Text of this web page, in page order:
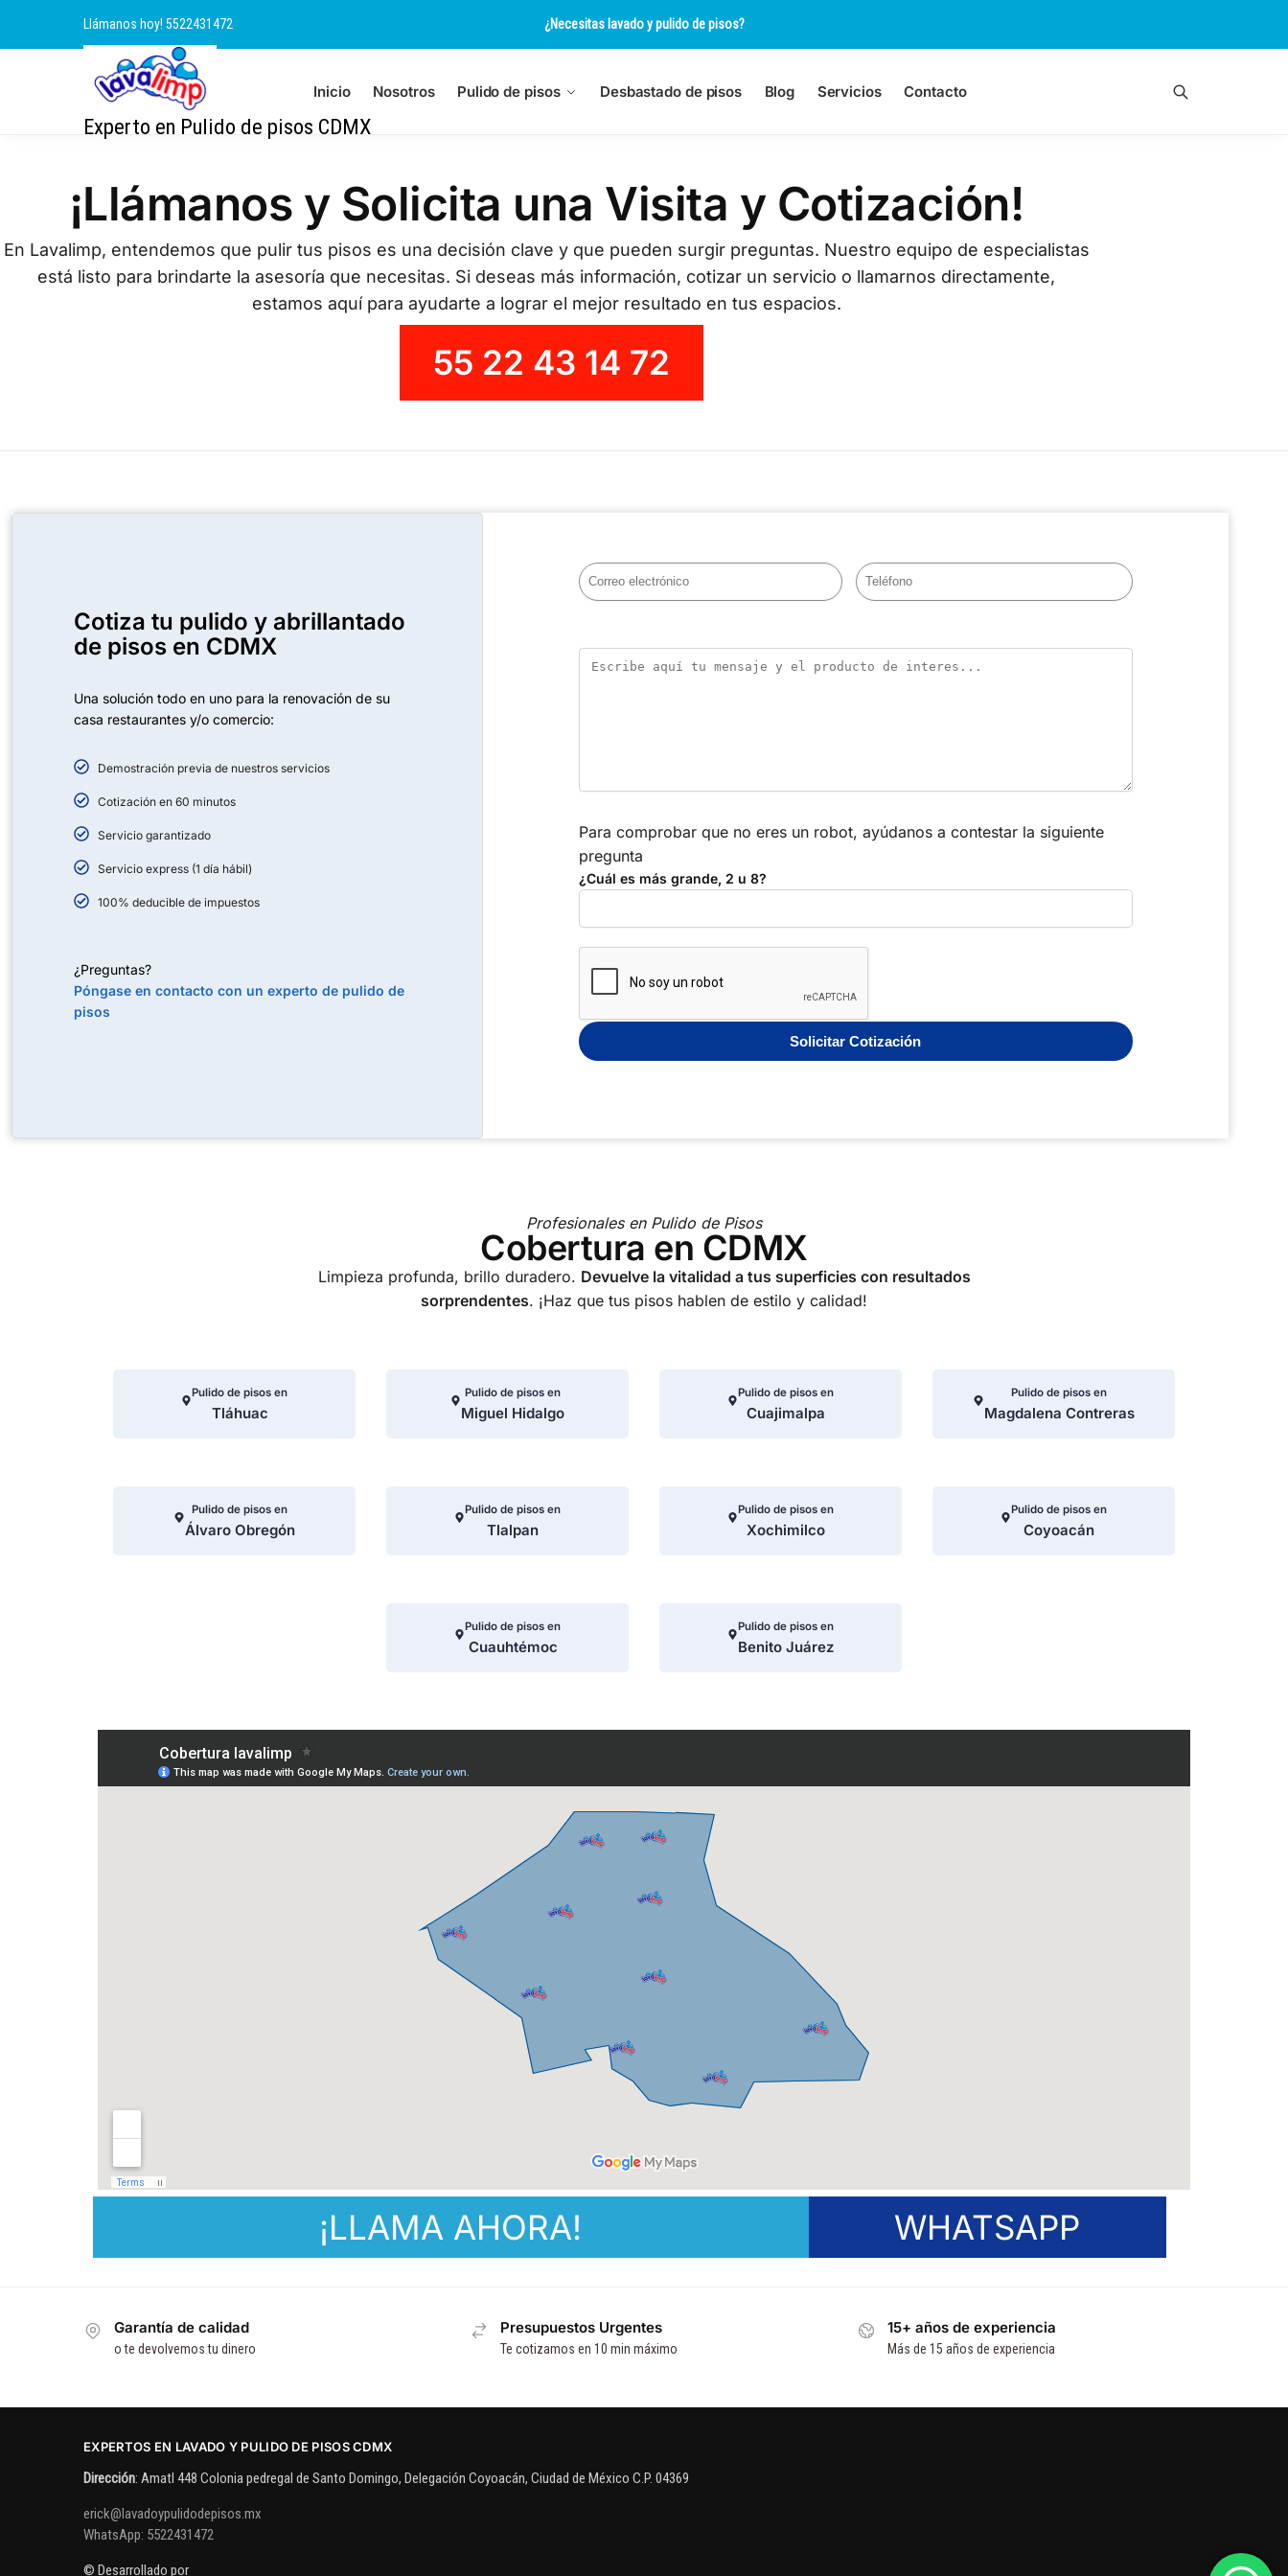
Llámanos hoy! 5522431472 ¿Necesitas lavado y pulido de pisos?
Experto en Pulido de pisos CDMX
Inicio Nosotros Pulido de pisos Desbastado de pisos Blog Servicios Contacto
Buscar
¡Llámanos y Solicita una Visita y Cotización!
En Lavalimp, entendemos que pulir tus pisos es una decisión clave y que pueden surgir preguntas. Nuestro equipo de especialistas
está listo para brindarte la asesoría que necesitas. Si deseas más información, cotizar un servicio o llamarnos directamente,
estamos aquí para ayudarte a lograr el mejor resultado en tus espacios.
55 22 43 14 72
Cotiza tu pulido y abrillantado
de pisos en CDMX
Una solución todo en uno para la renovación de su
casa restaurantes y/o comercio:
Demostración previa de nuestros servicios
Cotización en 60 minutos
Servicio garantizado
Servicio express (1 día hábil)
100% deducible de impuestos
¿Preguntas?
Póngase en contacto con un experto de pulido de
pisos
Para comprobar que no eres un robot, ayúdanos a contestar la siguiente
pregunta
¿Cuál es más grande, 2 u 8?
Profesionales en Pulido de Pisos
Cobertura en CDMX
Limpieza profunda, brillo duradero. Devuelve la vitalidad a tus superficies con resultados
sorprendentes. ¡Haz que tus pisos hablen de estilo y calidad!
Pulido de pisos en
Tláhuac
Pulido de pisos en
Miguel Hidalgo
Pulido de pisos en
Cuajimalpa
Pulido de pisos en
Magdalena Contreras
Pulido de pisos en
Álvaro Obregón
Pulido de pisos en
Tlalpan
Pulido de pisos en
Xochimilco
Pulido de pisos en
Coyoacán
Pulido de pisos en
Cuauhtémoc
Pulido de pisos en
Benito Juárez
¡LLAMA AHORA! WHATSAPP
Garantía de calidad
o te devolvemos tu dinero
Presupuestos Urgentes
Te cotizamos en 10 min máximo
15+ años de experiencia
Más de 15 años de experiencia
EXPERTOS EN LAVADO Y PULIDO DE PISOS CDMX
Dirección: Amatl 448 Colonia pedregal de Santo Domingo, Delegación Coyoacán, Ciudad de México C.P. 04369
erick@lavadoypulidodepisos.mx
WhatsApp: 5522431472
© Desarrollado por